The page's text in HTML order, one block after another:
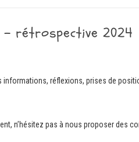
– rétrospective 2024
informations, réflexions, prises de
n’hésitez pas à nous proposer des